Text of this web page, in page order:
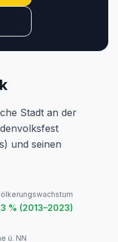
Stadt an der
und seinen
% (2013–2023)
ü. NN